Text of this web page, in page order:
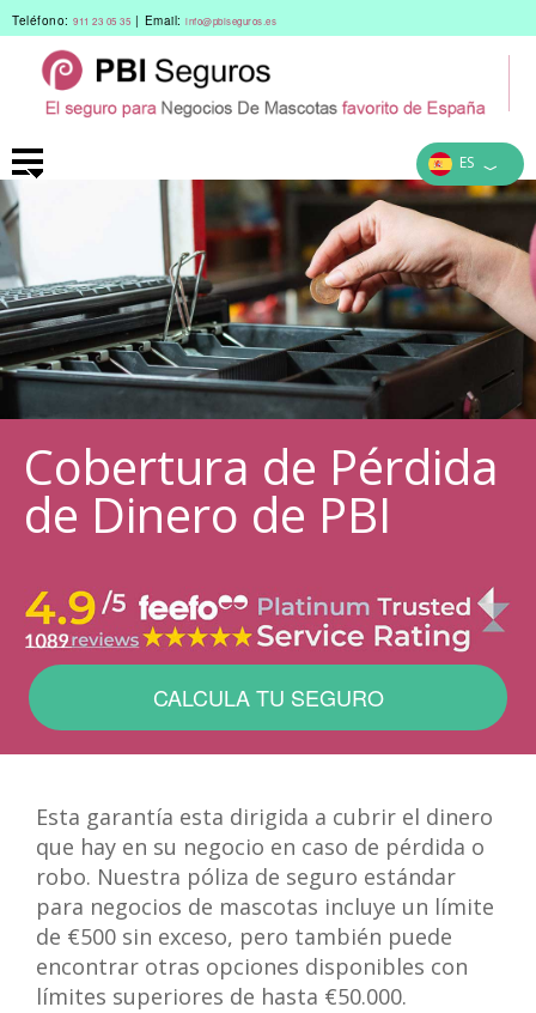
Teléfono: 911 23 05 35 | Email: info@pbiseguros.es
ES ﹀
Cobertura de Pérdida
de Dinero de PBI
CALCULA TU SEGURO
Esta garantía esta dirigida a cubrir el dinero
que hay en su negocio en caso de pérdida o
robo. Nuestra póliza de seguro estándar
para negocios de mascotas incluye un límite
de €500 sin exceso, pero también puede
encontrar otras opciones disponibles con
límites superiores de hasta €50.000.